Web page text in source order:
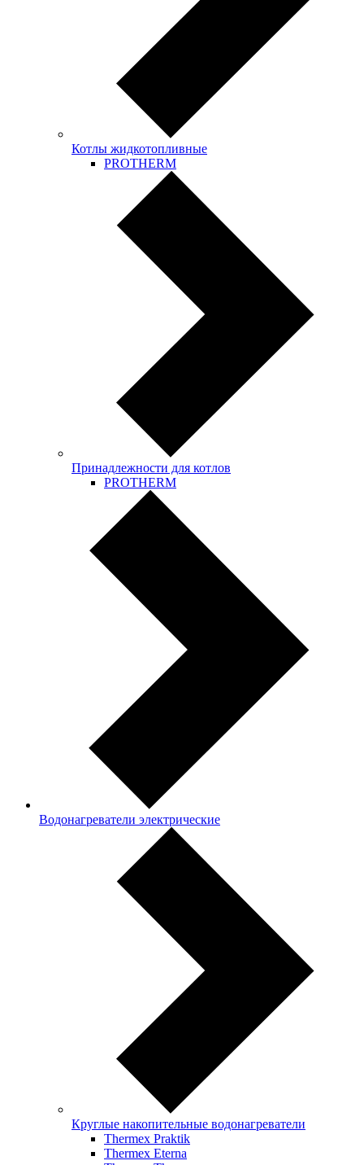
Котлы жидкотопливные
PROTHERM
Принадлежности для котлов
PROTHERM
Водонагреватели электрические
Круглые накопительные водонагреватели
Thermex Praktik
Thermex Eterna